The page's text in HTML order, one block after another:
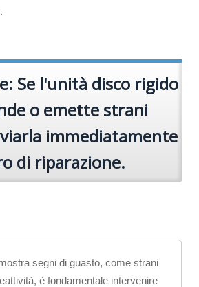
Se l'unità disco rigido
o emette strani
immediatamente
di riparazione.
segni di guasto, come strani
è fondamentale intervenire